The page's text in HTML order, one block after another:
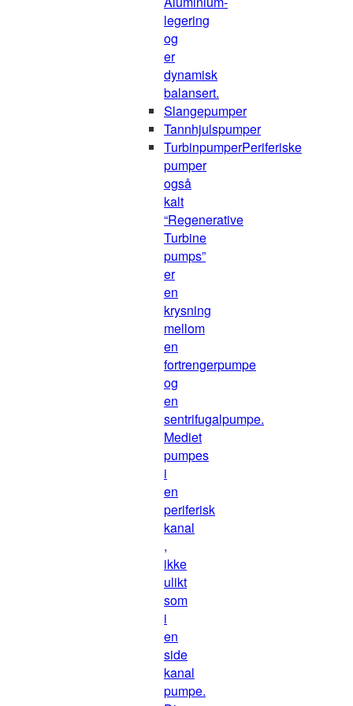
legering
og
er
dynamisk
balansert.
Slangepumper
Tannhjulspumper
TurbinpumperPeriferiske
pumper
også
kalt
“Regenerative
Turbine
pumps”
er
en
krysning
mellom
en
fortrengerpumpe
og
en
sentrifugalpumpe.
Mediet
pumpes
i
en
periferisk
kanal
,
ikke
ulikt
som
i
en
side
kanal
pumpe.